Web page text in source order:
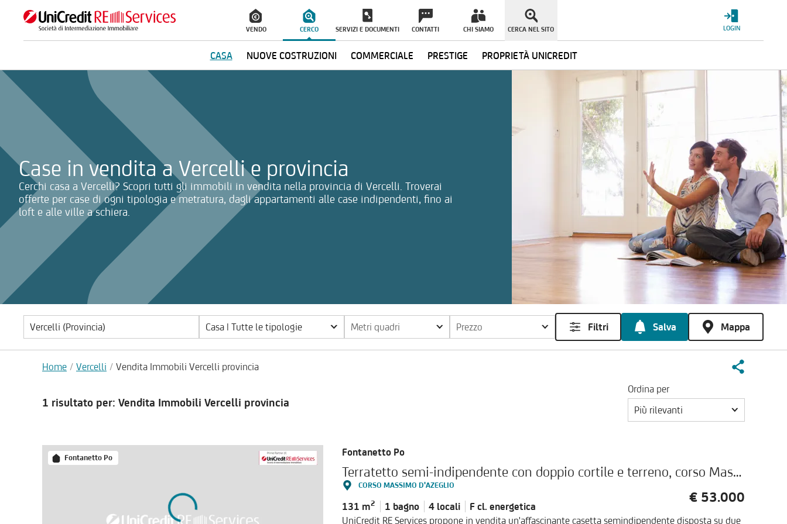
VENDO CERCO
CASA NUOVE COSTRUZIONI COMMERCIALE PRESTIGE PROPRIETÀ UNICREDIT
SERVIZI E DOCUMENTI CONTATTI CHI SIAMO CERCA NEL SITO LOGIN
Case in vendita a Vercelli e provincia
Cerchi casa a Vercelli? Scopri tutti gli immobili in vendita nella provincia di Vercelli. Troverai
offerte per case di ogni tipologia e metratura, dagli appartamenti alle case indipendenti, fino ai
loft e alle ville a schiera.
La ricerca verrà inviata automaticamente alla selezione delle informazioni
Casa | Tutte le tipologie Metri quadri Prezzo Filtri Salva Mappa
Home Vercelli Vendita Immobili Vercelli provincia
1 risultato per: Vendita Immobili Vercelli provincia
Ordina per
Più rilevanti
Fontanetto Po Fontanetto Po
Terratetto semi-indipendente con doppio cortile e terreno, corso Massimo d'Azeglio, Fontanetto Po
CORSO MASSIMO D'AZEGLIO
131 m2 1 bagno 4 locali F cl. energetica
€ 53.000
UniCredit RE Services propone in vendita un'affascinante casetta semindipendente disposta su due